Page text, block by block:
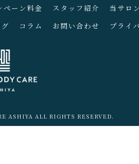
ペーン料金 スタッフ紹介 当サロ
コラム お問い合わせ プライ
ASHIYA ALL RIGHTS RESERVED.